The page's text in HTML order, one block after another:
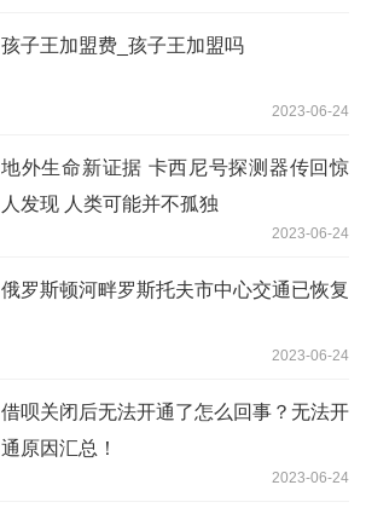
孩子王加盟费_孩子王加盟吗
2023-06-24
地外生命新证据 卡西尼号探测器传回惊
人发现 人类可能并不孤独
2023-06-24
俄罗斯顿河畔罗斯托夫市中心交通已恢复
2023-06-24
借呗关闭后无法开通了怎么回事？无法开
通原因汇总！
2023-06-24